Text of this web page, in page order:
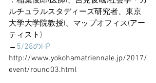
ルチュラルスタディーズ研究者、東京
大学大学院教授)、マップオフィス(アー
ティスト)
→ 5/28のHP
http://www.yokohamatriennale.jp/2017/
event/round03.html